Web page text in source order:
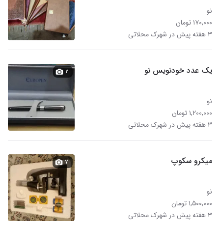
نو
۱۷۰,۰۰۰ تومان
۳ هفته پیش در شهرک محلاتی
یک عدد خودنویس نو
نو
۱,۲۰۰,۰۰۰ تومان
۳ هفته پیش در شهرک محلاتی
۲
میکرو سکوپ
نو
۱,۵۰۰,۰۰۰ تومان
۳ هفته پیش در شهرک محلاتی
۷